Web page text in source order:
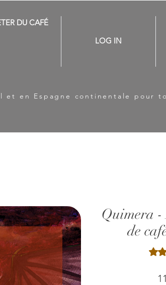
DU CAFÉ
LOG IN
en Espagne continentale pour
Quimera -
de
La